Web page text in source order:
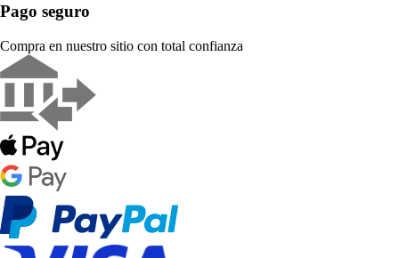
Pago seguro
Compra en nuestro sitio con total confianza